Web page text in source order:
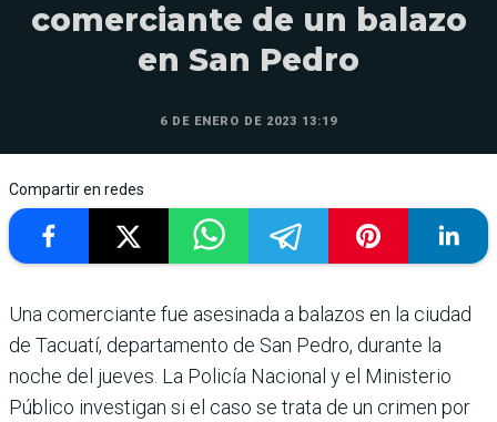
comerciante de un balazo
en San Pedro
6 DE ENERO DE 2023 13:19
Compartir en redes
Una comerciante fue asesinada a balazos en la ciudad
de Tacuatí, departamento de San Pedro, durante la
noche del jueves. La Policía Nacional y el Ministerio
Público investigan si el caso se trata de un crimen por